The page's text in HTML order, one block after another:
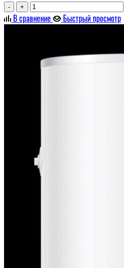
- +
В сравнение Быстрый просмотр